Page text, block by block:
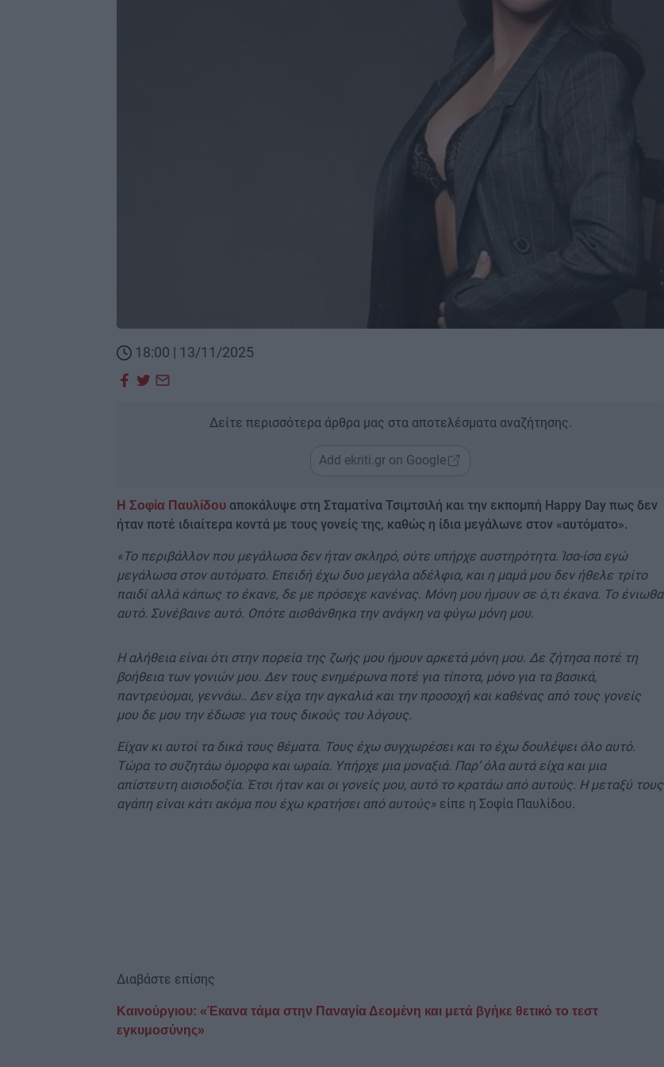
18:00 | 13/11/2025
Δείτε περισσότερα άρθρα μας στα αποτελέσματα αναζήτησης.
Add ekriti.gr on Google
Η Σοφία Παυλίδου αποκάλυψε στη Σταματίνα Τσιμτσιλή και την εκπομπή Happy Day πως δεν
ήταν ποτέ ιδιαίτερα κοντά με τους γονείς της, καθώς η ίδια μεγάλωνε στον «αυτόματο».
«Το περιβάλλον που μεγάλωσα δεν ήταν σκληρό, ούτε υπήρχε αυστηρότητα. Ίσα-ίσα εγώ
μεγάλωσα στον αυτόματο. Επειδή έχω δυο μεγάλα αδέλφια, και η μαμά μου δεν ήθελε τρίτο
παιδί αλλά κάπως το έκανε, δε με πρόσεχε κανένας. Μόνη μου ήμουν σε ό,τι έκανα. Το ένιωθα
αυτό. Συνέβαινε αυτό. Οπότε αισθάνθηκα την ανάγκη να φύγω μόνη μου.
Η αλήθεια είναι ότι στην πορεία της ζωής μου ήμουν αρκετά μόνη μου. Δε ζήτησα ποτέ τη
βοήθεια των γονιών μου. Δεν τους ενημέρωνα ποτέ για τίποτα, μόνο για τα βασικά,
παντρεύομαι, γεννάω.. Δεν είχα την αγκαλιά και την προσοχή και καθένας από τους γονείς
μου δε μου την έδωσε για τους δικούς του λόγους.
Είχαν κι αυτοί τα δικά τους θέματα. Τους έχω συγχωρέσει και το έχω δουλέψει όλο αυτό.
Τώρα το συζητάω όμορφα και ωραία. Υπήρχε μια μοναξιά. Παρ’ όλα αυτά είχα και μια
απίστευτη αισιοδοξία. Έτσι ήταν και οι γονείς μου, αυτό το κρατάω από αυτούς. Η μεταξύ τους
αγάπη είναι κάτι ακόμα που έχω κρατήσει από αυτούς» είπε η Σοφία Παυλίδου.
Διαβάστε επίσης
Καινούργιου: «Έκανα τάμα στην Παναγία Δεομένη και μετά βγήκε θετικό το τεστ
εγκυμοσύνης»